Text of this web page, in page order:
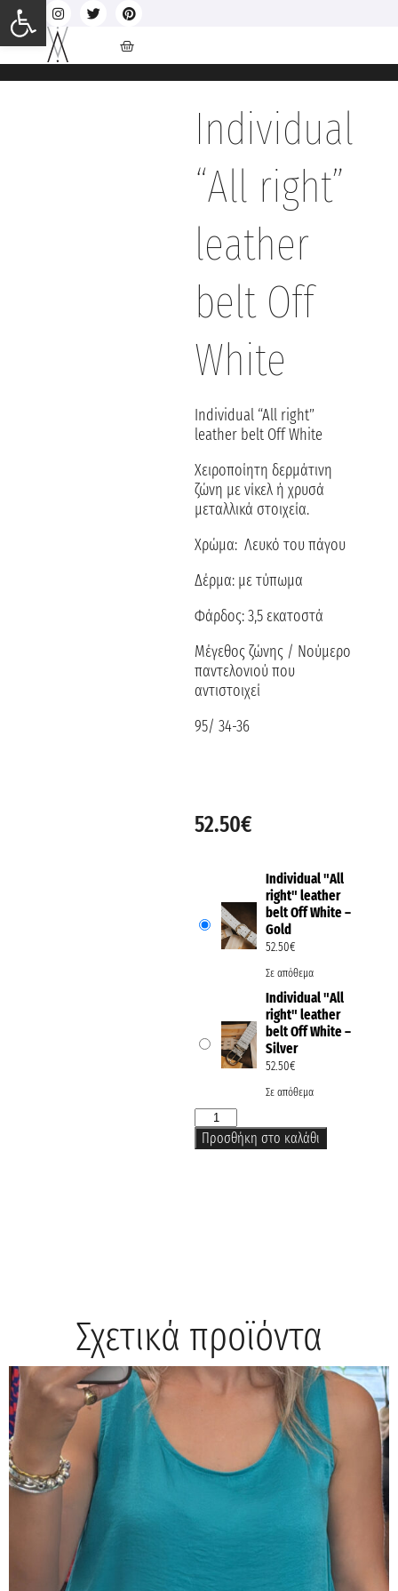
Individual
“All right”
leather
belt Off
White
Individual “All right”
leather belt Off White
Χειροποίητη δερμάτινη
ζώνη με νίκελ ή χρυσά
μεταλλικά στοιχεία.
Χρώμα: Λευκό του πάγου
Δέρμα: με τύπωμα
Φάρδος: 3,5 εκατοστά
Μέγεθος ζώνης / Νούμερο
παντελονιού που
αντιστοιχεί
95/ 34-36
52.50€
Individual "All
right" leather
belt Off White –
Gold
52.50€
Σε απόθεμα
Individual "All
right" leather
belt Off White –
Silver
52.50€
Σε απόθεμα
Προσθήκη στο καλάθι
Σχετικά προϊόντα
Ανοίξτε τη γραμμή εργαλείων